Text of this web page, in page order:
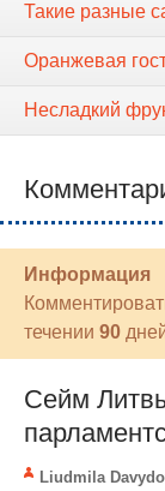
Такие разные
Оранжевая
Несладкий
Информация
течении 90
Сейм
Liudmila